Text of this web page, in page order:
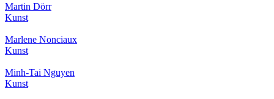
Martin Dörr
Kunst
Marlene Nonciaux
Kunst
Minh-Tai Nguyen
Kunst